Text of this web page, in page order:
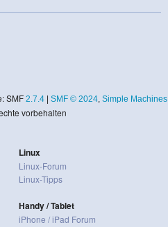
SMF 2.7.4| SMF © 2024, Simple Machines
vorbehalten
Linux
Linux-Forum
Linux-Tipps
Handy / Tablet
iPhone / iPad Forum